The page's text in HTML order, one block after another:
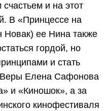
и на этот
В «Принцессе на
Новак) ее Нина также
гордой, но
и стать
Елена Сафонова
и «Киношок», а за
кинофестиваля